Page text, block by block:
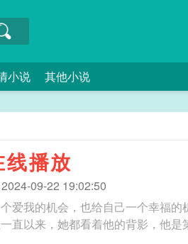
小说 其他小说
播放
09-22 19:02:50
爱我的机会，也给自己一个幸福的